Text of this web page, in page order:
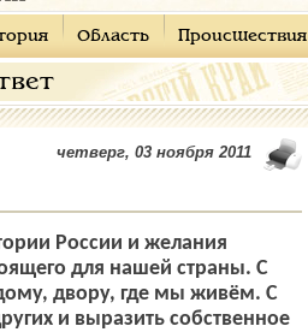
Область Происшествия
четверг, 03 ноября 2011
России и желания
для нашей страны. С
двору, где мы живём. С
и выразить собственное